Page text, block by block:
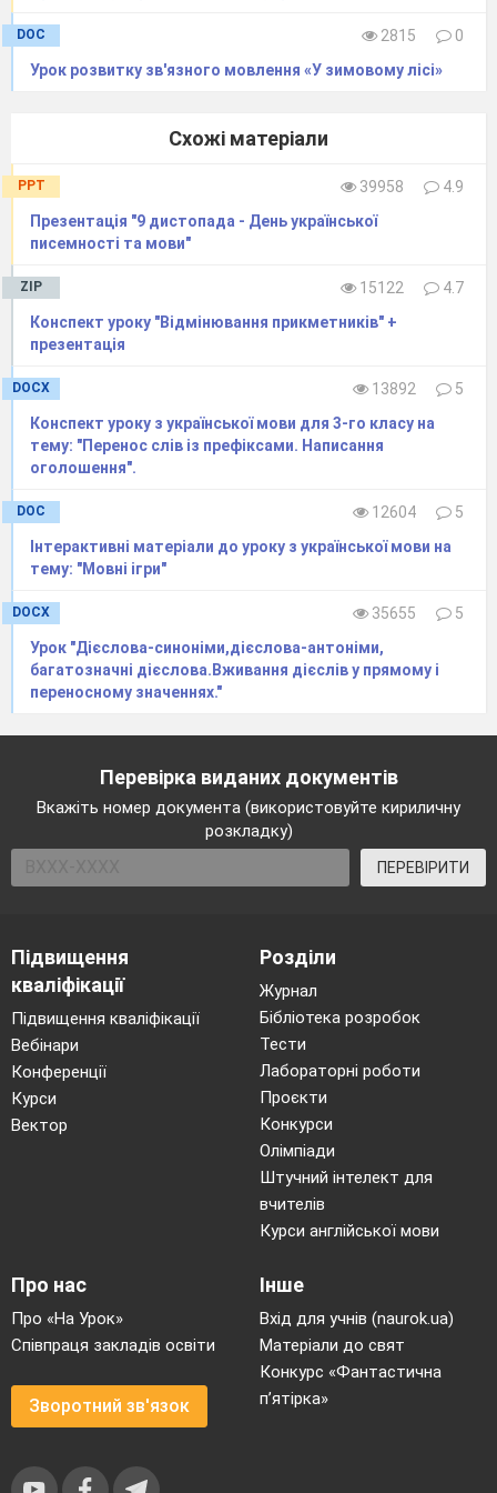
«Чому на них молитися я мушу?»
В«Шануй старість,» — ці слова завжди
звучали в нашій родині як повчання.
DOC 2815
0
Урок розвитку зв'язного мовлення «У зимовому лісі»
Схожі матеріали
PPT 39958
4.9
Презентація "9 дистопада - День української
писемності та мови"
ZIP 15122
4.7
Конспект уроку "Відмінювання прикметників" +
презентація
DOCX 13892
5
Конспект уроку з української мови для 3-го класу на
тему: "Перенос слів із префіксами. Написання
оголошення".
DOC 12604
5
Інтерактивні матеріали до уроку з української мови на
тему: "Мовні ігри"
DOCX 35655
5
Урок "Дієслова-синоніми,дієслова-антоніми,
багатозначні дієслова.Вживання дієслів у прямому і
переносному значеннях."
Перевірка виданих документів
Вкажіть номер документа (використовуйте кириличну
розкладку)
ПЕРЕВІРИТИ
Підвищення
кваліфікації
Підвищення кваліфікації
Вебінари
Конференції
Курси
Вектор
Розділи
Журнал
Бібліотека розробок
Тести
Лабораторні роботи
Проєкти
Конкурси
Олімпіади
Штучний інтелект для
вчителів
Курси англійської мови
Про нас
Про «На Урок»
Співпраця закладів освіти
Зворотний зв'язок
Інше
Вхід для учнів (naurok.ua)
Матеріали до свят
Конкурс «Фантастична
п’ятірка»